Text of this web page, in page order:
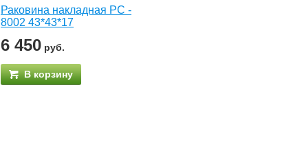
Раковина накладная РС -
8002 43*43*17
6 450 руб.
В корзину